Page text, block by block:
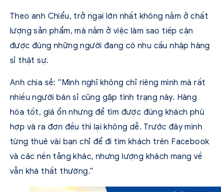
Theo anh Chiểu, trở ngại lớn nhất không nằm ở chất
lượng sản phẩm, mà nằm ở việc làm sao tiếp cận
được đúng những người đang có nhu cầu nhập hàng
sỉ thật sự.
Anh chia sẻ: “Mình nghĩ không chỉ riêng mình mà rất
nhiều người bán sỉ cũng gặp tình trạng này. Hàng
hóa tốt, giá ổn nhưng để tìm được đúng khách phù
hợp và ra đơn đều thì lại không dễ. Trước đây mình
từng thuê vài bạn chỉ để đi tìm khách trên Facebook
và các nền tảng khác, nhưng lượng khách mang về
vẫn khá thất thường.”